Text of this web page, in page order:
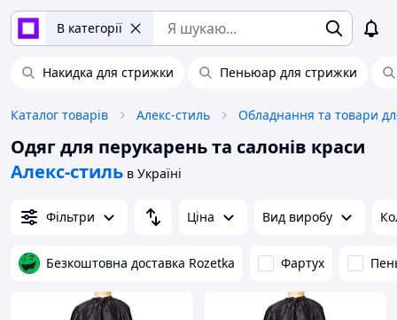
В категорії
Накидка для стрижки Пеньюар для стрижки
Каталог товарів Алекс-стиль
Одяг для перукарень та салонів краси
Алекс-стиль в Україні
Фільтри Ціна Вид виробу
Безкоштовна доставка Rozetka Фартух